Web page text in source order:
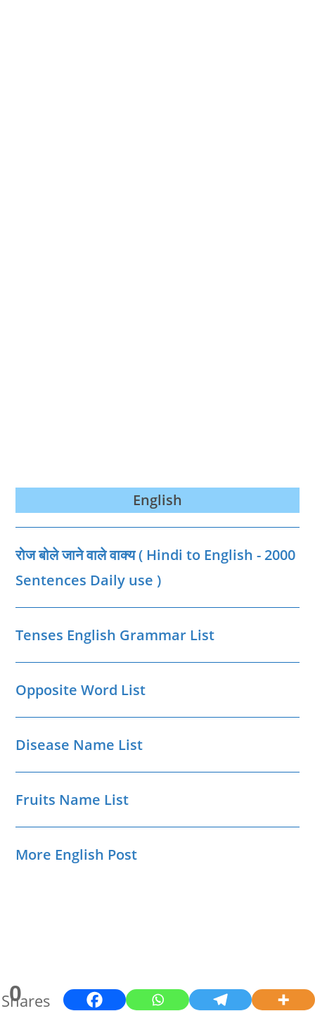
0
Shares
English
रोज बोले जाने वाले वाक्‍य ( Hindi to English - 2000
Sentences Daily use )
Tenses English Grammar List
Opposite Word List
Disease Name List
Fruits Name List
More English Post